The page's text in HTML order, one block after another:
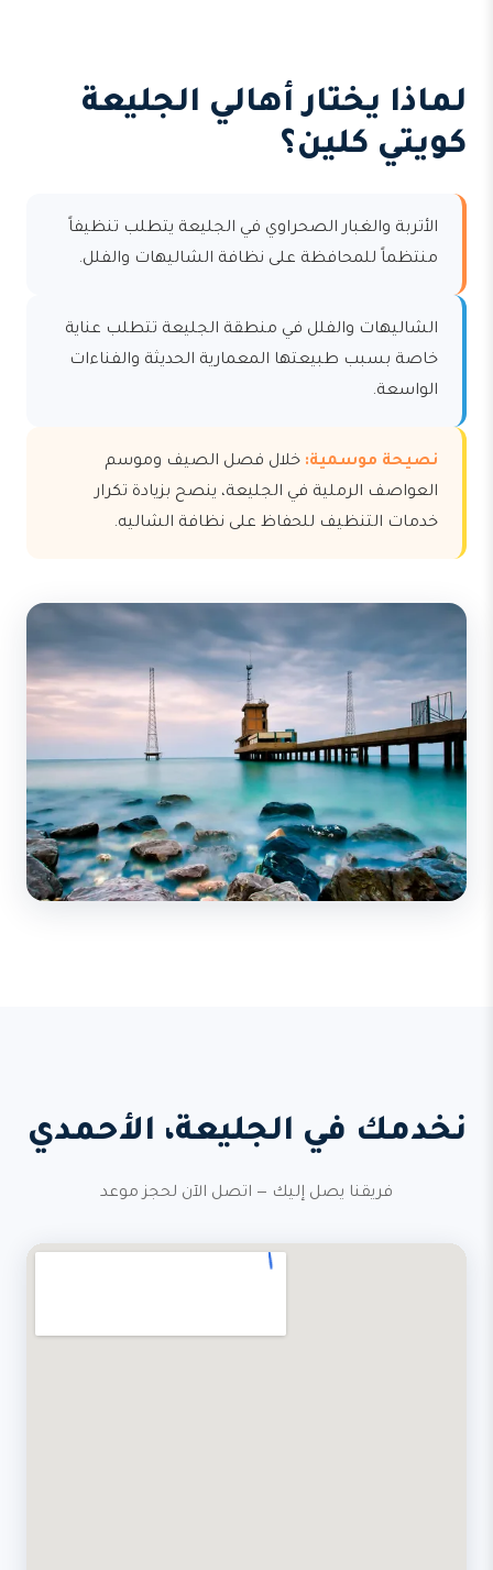
لماذا يختار أهالي الجليعة
كويتي كلين؟
الأتربة والغبار الصحراوي في الجليعة يتطلب تنظيفاً
منتظماً للمحافظة على نظافة الشاليهات والفلل.
الشاليهات والفلل في منطقة الجليعة تتطلب عناية
خاصة بسبب طبيعتها المعمارية الحديثة والفناءات
الواسعة.
نصيحة موسمية: خلال فصل الصيف وموسم
العواصف الرملية في الجليعة، ينصح بزيادة تكرار
خدمات التنظيف للحفاظ على نظافة الشاليه.
نخدمك في الجليعة، الأحمدي
فريقنا يصل إليك — اتصل الآن لحجز موعد